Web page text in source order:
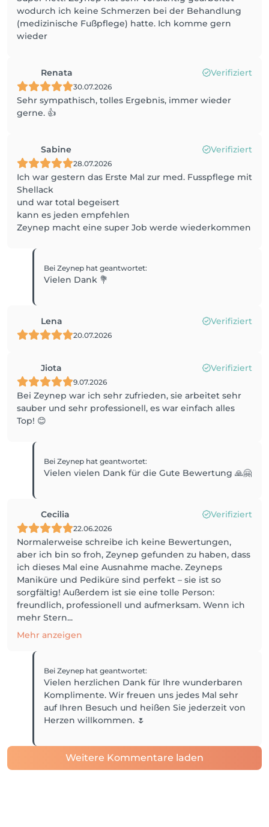
wodurch ich keine Schmerzen bei der Behandlung
(medizinische Fußpflege) hatte. Ich komme gern
wieder
Renata Verifiziert
30.07.2026
Sehr sympathisch, tolles Ergebnis, immer wieder
gerne. 👍
Sabine Verifiziert
28.07.2026
Ich war gestern das Erste Mal zur med. Fusspflege mit
Shellack
und war total begeisert
kann es jeden empfehlen
Zeynep macht eine super Job werde wiederkommen
Bei Zeynep hat geantwortet:
Vielen Dank 💐
Lena Verifiziert
20.07.2026
Jiota Verifiziert
9.07.2026
Bei Zeynep war ich sehr zufrieden, sie arbeitet sehr
sauber und sehr professionell, es war einfach alles
Top! 😊
Bei Zeynep hat geantwortet:
Vielen vielen Dank für die Gute Bewertung 🙏🤗
Cecilia Verifiziert
22.06.2026
Normalerweise schreibe ich keine Bewertungen,
aber ich bin so froh, Zeynep gefunden zu haben, dass
ich dieses Mal eine Ausnahme mache. Zeyneps
Maniküre und Pediküre sind perfekt – sie ist so
sorgfältig! Außerdem ist sie eine tolle Person:
freundlich, professionell und aufmerksam. Wenn ich
mehr Stern...
Mehr anzeigen
Bei Zeynep hat geantwortet:
Vielen herzlichen Dank für Ihre wunderbaren
Komplimente. Wir freuen uns jedes Mal sehr
auf Ihren Besuch und heißen Sie jederzeit von
Herzen willkommen. 🌷
Weitere Kommentare laden